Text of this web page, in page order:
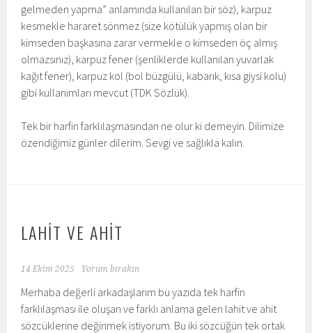
gelmeden yapma” anlamında kullanılan bir söz), karpuz
kesmekle hararet sönmez (size kötülük yapmış olan bir
kimseden başkasına zarar vermekle o kimseden öç almış
olmazsınız), karpuz fener (şenliklerde kullanılan yuvarlak
kağıt fener), karpuz kol (bol büzgülü, kabarık, kısa giysi kolu)
gibi kullanımları mevcut (TDK Sözlük).
Tek bir harfin farklılaşmasından ne olur ki demeyin. Dilimize
özendiğimiz günler dilerim. Sevgi ve sağlıkla kalın.
LAHİT VE AHİT
14 Ekim 2025 Yorum bırakın
Merhaba değerli arkadaşlarım bu yazıda tek harfin
farklılaşması ile oluşan ve farklı anlama gelen lahit ve ahit
sözcüklerine değinmek istiyorum. Bu iki sözcüğün tek ortak